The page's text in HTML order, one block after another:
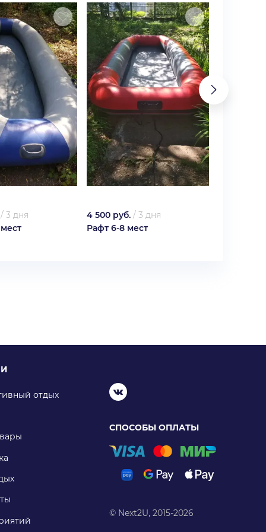
3 дня
4 500 руб. / 3 дня
Рафт 6-8 мест
отдых
СПОСОБЫ ОПЛАТЫ
© Next2U, 2015-2026